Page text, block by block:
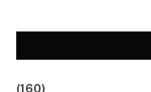
(160)